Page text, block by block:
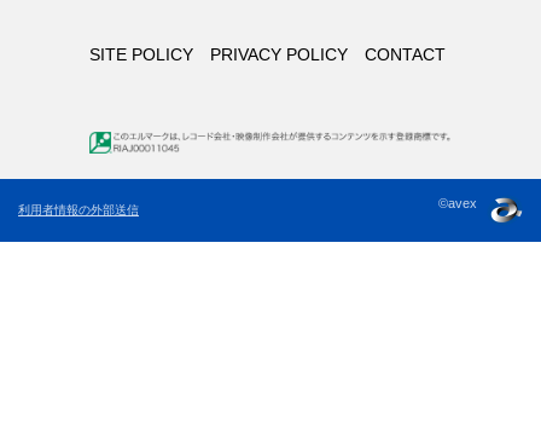
SITE POLICY PRIVACY POLICY CONTACT
利用者情報の外部送信 ©avex